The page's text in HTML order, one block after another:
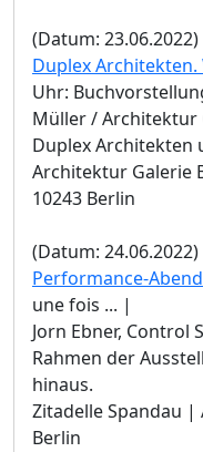
(Datum: 23.06.2022)
Duplex
Uhr:
Müller / Architektur
Duplex Architekten
Architektur Galerie
10243 Berlin
(Datum: 24.06.2022)
Performance-Abend
une fois ... |
Jorn Ebner, Control
Rahmen der
hinaus.
Zitadelle Spandau |
Berlin